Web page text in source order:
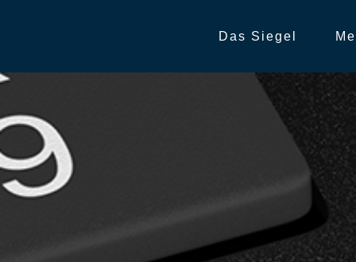
Das Siegel